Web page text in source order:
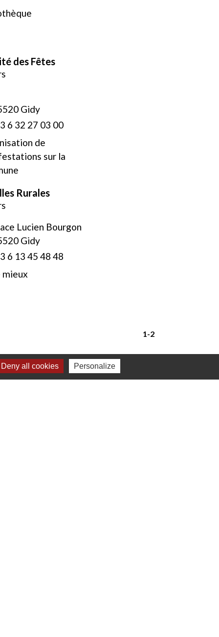
des Fêtes
Gidy
6 32 27 03 00
de
sur la
Rurales
Lucien Bourgon
Gidy
6 13 45 48 48
1 -2
Deny all cookies Personalize